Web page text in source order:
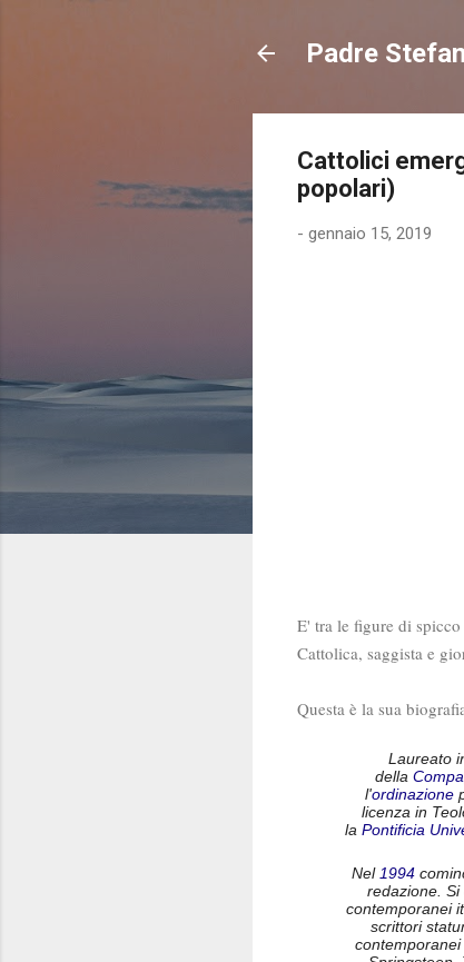
Padre
Cattolici
popolari)
- gennaio 15, 2019
E' tra le figure di
Cattolica, saggista e
Questa è la sua
Laureato
della
l'ordinazione
licenza in
la Pontificia
Nel 1994
redazione.
contemporanei
scrittori